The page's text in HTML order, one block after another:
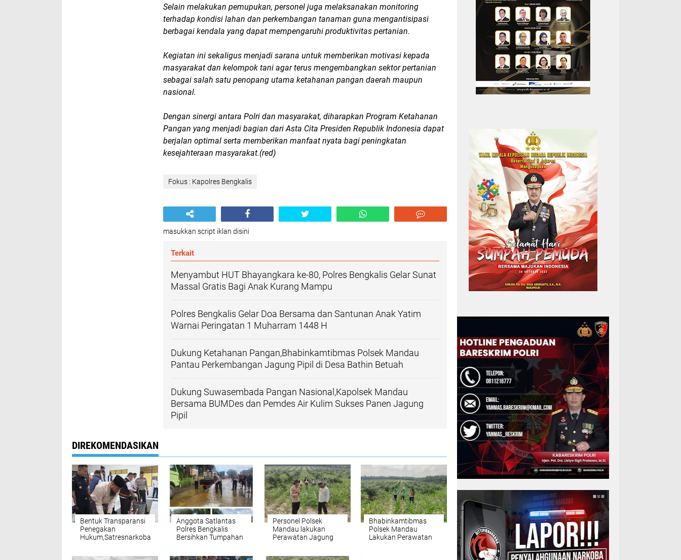
Selain melakukan pemupukan, personel juga melaksanakan monitoring
terhadap kondisi lahan dan perkembangan tanaman guna mengantisipasi
berbagai kendala yang dapat mempengaruhi produktivitas pertanian.
Kegiatan ini sekaligus menjadi sarana untuk memberikan motivasi kepada
masyarakat dan kelompok tani agar terus mengembangkan sektor pertanian
sebagai salah satu penopang utama ketahanan pangan daerah maupun
nasional.
Dengan sinergi antara Polri dan masyarakat, diharapkan Program Ketahanan
Pangan yang menjadi bagian dari Asta Cita Presiden Republik Indonesia dapat
berjalan optimal serta memberikan manfaat nyata bagi peningkatan
kesejahteraan masyarakat.(red)
Fokus : Kapolres Bengkalis
masukkan script iklan disini
Terkait
Menyambut HUT Bhayangkara ke-80, Polres Bengkalis Gelar Sunat
Massal Gratis Bagi Anak Kurang Mampu
Polres Bengkalis Gelar Doa Bersama dan Santunan Anak Yatim
Warnai Peringatan 1 Muharram 1448 H
Dukung Ketahanan Pangan,Bhabinkamtibmas Polsek Mandau
Pantau Perkembangan Jagung Pipil di Desa Bathin Betuah
Dukung Suwasembada Pangan Nasional,Kapolsek Mandau
Bersama BUMDes dan Pemdes Air Kulim Sukses Panen Jagung
Pipil
DIREKOMENDASIKAN
Bentuk Transparansi
Penegakan
Hukum,Satresnarkoba
Anggota Satlantas
Polres Bengkalis
Bersihkan Tumpahan
Personel Polsek
Mandau lakukan
Perawatan Jagung
Bhabinkamtibmas
Polsek Mandau
Lakukan Perawatan